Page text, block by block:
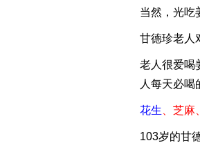
当然，光吃
甘德珍老人
老人很爱喝
人每天必喝
花生 、芝
103岁的甘